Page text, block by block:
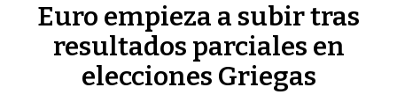
Euro empieza a subir tras
resultados parciales en
elecciones Griegas